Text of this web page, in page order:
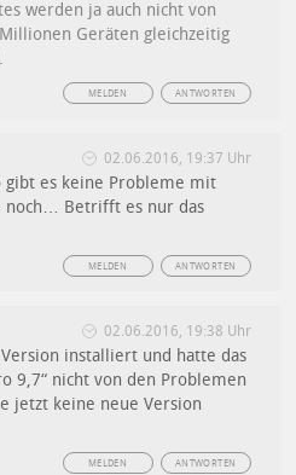
werden ja auch nicht von
Geräten gleichzeitig
ANTWORTEN
MELDEN
02.06.2016, 19:37 Uhr
gibt es keine Probleme mit
noch… Betrifft es nur das
ANTWORTEN
MELDEN
02.06.2016, 19:38 Uhr
installiert und hatte das
9,7“ nicht von den Problemen
jetzt keine neue Version
ANTWORTEN
MELDEN